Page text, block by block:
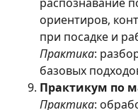
ориентиров,
при посадке и
Практика:
базовых
Практикум по
Практика: